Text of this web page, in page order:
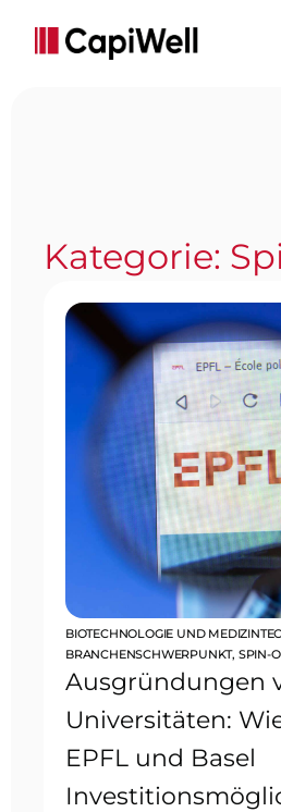
Kategorie:
BIOTECHNOLOGIE UND
BRANCHENSCHWERPUNKT, SPIN-
Ausgründungen
Universitäten:
EPFL und Basel